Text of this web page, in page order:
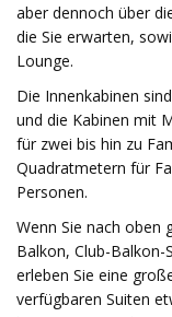
aber dennoch über
die Sie erwarten,
Lounge.
Die Innenkabinen
und die Kabinen mit
für zwei bis hin zu
Quadratmetern für
Personen.
Wenn Sie nach oben
Balkon, Club-Balkon-
erleben Sie eine
verfügbaren Suiten